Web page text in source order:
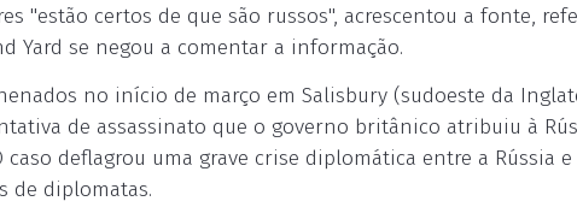
"estão certos de que são russos", acrescentou a fonte,
Yard se negou a comentar a informação.
no início de março em Salisbury (sudoeste da
de assassinato que o governo britânico atribuiu à
caso deflagrou uma grave crise diplomática entre a Rússia
de diplomatas.